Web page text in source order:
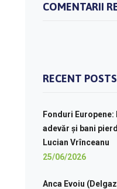
COMENTARII
RECENT POSTS
Fonduri
adevăr și bani
Lucian Vrînceanu
25/06/2026
Anca Evoiu